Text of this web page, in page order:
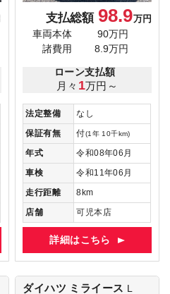
支払総額 98.9万円
車両本体
90万円
諸費用
8.9万円
ローン支払額
月々 1万円～
法定整備
なし
保証有無
付(1年 10千km)
年式
令和08年06月
車検
令和11年06月
走行距離
8km
店舗
可児本店
詳細はこちら
ダイハツ ミライース L